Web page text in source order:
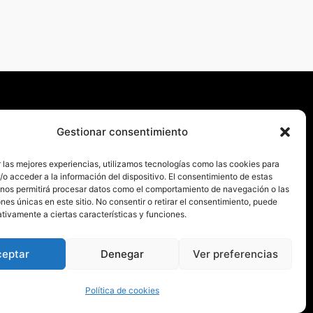
Gestionar consentimiento
las mejores experiencias, utilizamos tecnologías como las cookies para
o acceder a la información del dispositivo. El consentimiento de estas
permitirá procesar datos como el comportamiento de navegación o las
únicas en este sitio. No consentir o retirar el consentimiento, puede
a ciertas características y funciones.
Denegar Ver preferencias
Política de cookies